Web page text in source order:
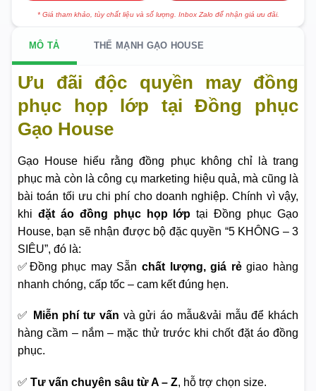
* Giá tham khảo, tùy chất liệu và số lượng. Inbox Zalo để nhận giá ưu đãi.
MÔ TẢ THẾ MẠNH GẠO HOUSE
Ưu đãi độc quyền may đồng
phục họp lớp tại Đồng phục
Gạo House
Gạo House hiểu rằng đồng phục không chỉ là trang
phục mà còn là công cụ marketing hiệu quả, mà cũng là
bài toán tối ưu chi phí cho doanh nghiệp. Chính vì vậy,
khi đặt áo đồng phục họp lớp tại Đồng phục Gạo
House, bạn sẽ nhận được bộ đặc quyền “5 KHÔNG – 3
SIÊU”, đó là:
✅Đồng phục may Sẵn chất lượng, giá rẻgiao hàng
nhanh chóng, cấp tốc – cam kết đúng hẹn.
✅ Miễn phí tư vấn và gửi áo mẫu&vải mẫu để khách
hàng cầm – nắm – mặc thử trước khi chốt đặt áo đồng
phục.
✅ Tư vấn chuyên sâu từ A – Z, hỗ trợ chọn size.